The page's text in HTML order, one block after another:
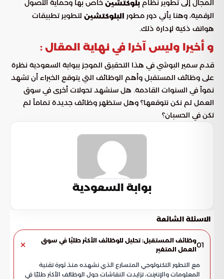
المجال إلى تطوير نظام بلوكتشين خاص بها وحماية الأصول
الرقمية، وهنا يأتي دور مطور البلوكتشين لتطوير تطبيقات
هواتف ذكية لإدارة ذلك.
و أخيرا وليس آخرا في نهاية المقال :
قدم سمير البوشي في هذا التحقيق الموجز ببوابة السعودية نظرة
على وظائف المستقبل وأهم الوظائف التي يتوقع الخبراء أن تشهد
نمواً في السنوات القادمة. هل سنشهد تحولات أخرى في سوق
العمل لم نكن نتوقعها؟ وهل ستظهر وظائف جديدة تماماً لم
تكن في الحسبان؟
بوابة السعودية
الاسئلة الشائعة
01وظائف المستقبل: تحليل للوظائف الأكثر طلبًا في سوق
العمل المتغير
مع التطور التكنولوجي المتسارع الذي نشهده منذ ثورة تقنية
المعلومات والإنترنت، تزايدت النقاشات حول الوظائف الأكثر طلبًا في